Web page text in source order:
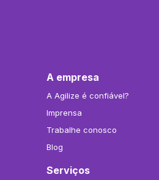
A empresa
A Agilize é confiável?
Imprensa
Trabalhe conosco
Blog
Serviços